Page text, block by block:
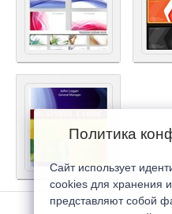
Политика
Сайт использует
cookies для хранения
представляют собой